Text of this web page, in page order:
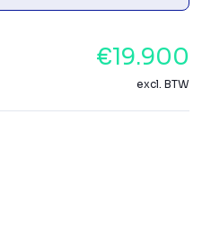
€19.900
excl. BTW